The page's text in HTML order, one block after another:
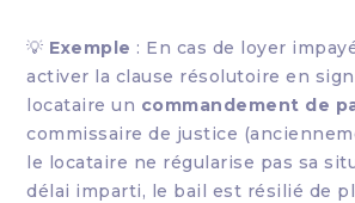
💡 Exemple : En cas de loyer
activer la clause résolutoire en
locataire un commandement de
commissaire de justice
le locataire ne régularise pas sa
délai imparti, le bail est résilié de